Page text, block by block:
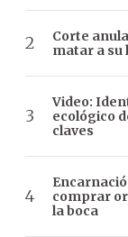
Corte
matar a
Video:
ecológico
claves
comprar
la boca